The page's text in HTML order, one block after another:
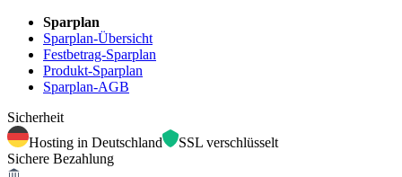
Sparplan
Sparplan-Übersicht
Festbetrag-Sparplan
Produkt-Sparplan
Sparplan-AGB
Sicherheit
Hosting in Deutschland
SSL verschlüsselt
Sichere Bezahlung